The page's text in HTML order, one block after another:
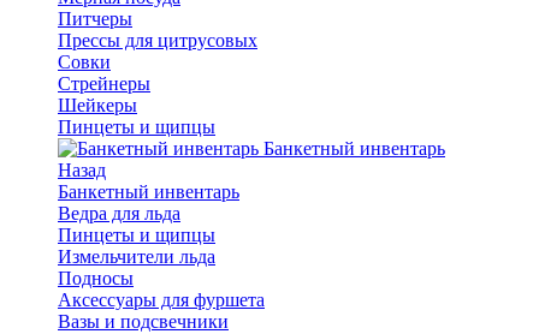
Питчеры
Прессы для цитрусовых
Совки
Стрейнеры
Шейкеры
Пинцеты и щипцы
Банкетный инвентарь
Назад
Банкетный инвентарь
Ведра для льда
Пинцеты и щипцы
Измельчители льда
Подносы
Аксессуары для фуршета
Вазы и подсвечники